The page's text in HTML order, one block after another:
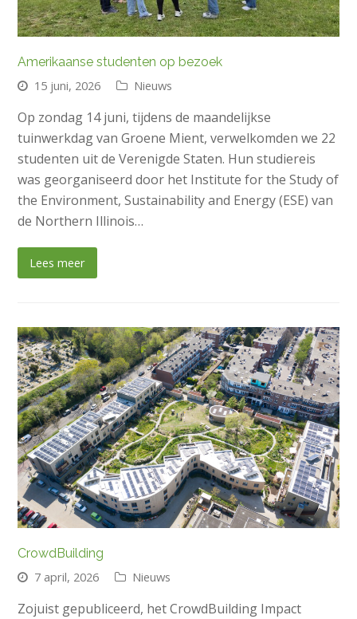
Amerikaanse studenten op bezoek
15 juni, 2026 Nieuws
Op zondag 14 juni, tijdens de maandelijkse
tuinwerkdag van Groene Mient, verwelkomden we 22
studenten uit de Verenigde Staten. Hun studiereis
was georganiseerd door het Institute for the Study of
the Environment, Sustainability and Energy (ESE) van
de Northern Illinois…
Lees meer
CrowdBuilding
7 april, 2026 Nieuws
Zojuist gepubliceerd, het CrowdBuilding Impact